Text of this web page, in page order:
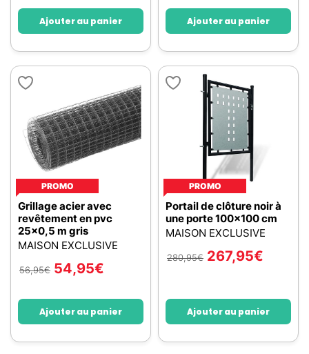
Ajouter au panier Ajouter au panier
PROMO
Grillage acier avec
revêtement en pvc
25x0,5 m gris
MAISON EXCLUSIVE
56,95€ 54,95€
Ajouter au panier
PROMO
Portail de clôture noir à
une porte 100x100 cm
MAISON EXCLUSIVE
280,95€ 267,95€
Ajouter au panier